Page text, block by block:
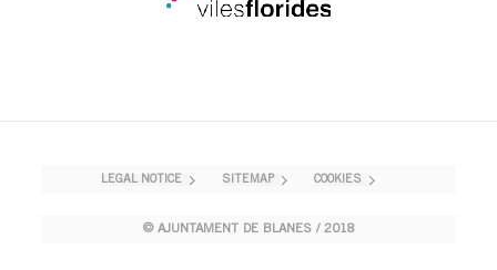
LEGAL NOTICE SITEMAP COOKIES
© AJUNTAMENT DE BLANES / 2018